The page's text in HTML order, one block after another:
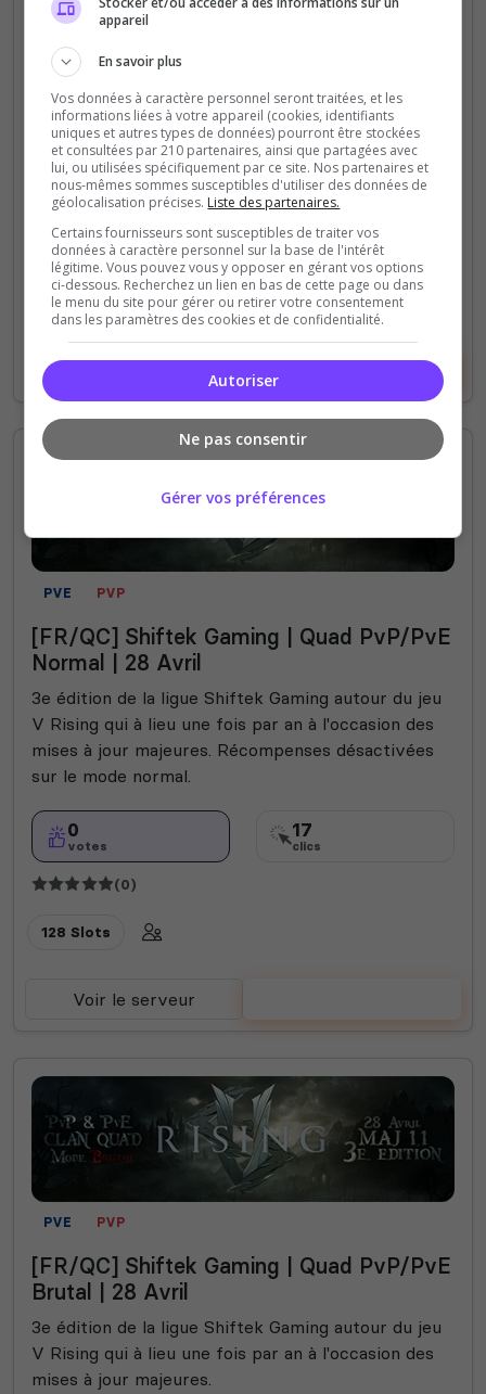
[EU] ETERNIA New Start 28/04 Solo
PVP [NO RAID]
Solo PVP fresh Start INVADERS OF OAKVEIL,
28/04/25 No raid on Castles! Be the first Vampires
online ! the server open at 13h UTC localisated in
Central Europe, low Ping! Welcome!
0 36
(0)
20 Slots
PVE PVP
[FR/QC] Shiftek Gaming | Quad PvP/PvE
Normal | 28 Avril
3e édition de la ligue Shiftek Gaming autour du jeu
V Rising qui à lieu une fois par an à l'occasion des
mises à jour majeures. Récompenses désactivées
sur le mode normal.
0
votes
17
clics
(0)
128 Slots
Voir le serveur
PVE PVP
[FR/QC] Shiftek Gaming | Quad PvP/PvE
Brutal | 28 Avril
3e édition de la ligue Shiftek Gaming autour du jeu
V Rising qui à lieu une fois par an à l'occasion des
mises à jour majeures.
appareil
En savoir plus
Vos données à caractère personnel seront traitées, et les
informations liées à votre appareil (cookies, identifiants
uniques et autres types de données) pourront être stockées
et consultées par 210 partenaires, ainsi que partagées avec
lui, ou utilisées spécifiquement par ce site. Nos partenaires et
nous-mêmes sommes susceptibles d'utiliser des données de
géolocalisation précises. Liste des partenaires.
Certains fournisseurs sont susceptibles de traiter vos
données à caractère personnel sur la base de l'intérêt
légitime. Vous pouvez vous y opposer en gérant vos options
ci-dessous. Recherchez un lien en bas de cette page ou dans
le menu du site pour gérer ou retirer votre consentement
dans les paramètres des cookies et de confidentialité.
Autoriser
Ne pas consentir
Gérer vos préférences